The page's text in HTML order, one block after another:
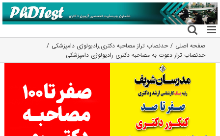
رفتن
به
محتوا
صفحه اصلی حدنصاب تراز مصاحبه دکتری,رادیولوژی دامپزشکی
حدنصاب تراز دعوت به مصاحبه دکتری رادیولوژی دامپزشکی